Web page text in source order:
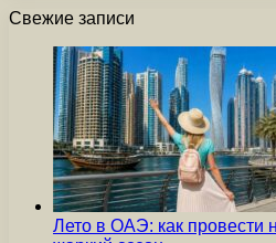
Свежие записи
Лето в ОАЭ: как провести